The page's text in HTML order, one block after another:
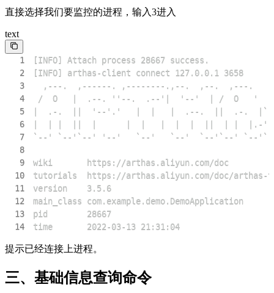
直接选择我们要监控的进程，输入3进入
text
1
2
[INFO] arthas-client connect 127.0.0.1 3658
3
4
5
6
7
8
9
10
11
version    3.5.6
12
13
pid        28667
14
time       2022-03-13 21:31:04
提示已经连接上进程。
三、基础信息查询命令